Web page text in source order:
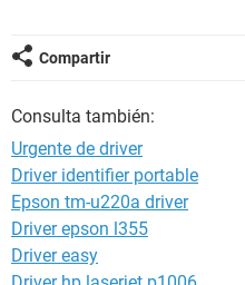
Compartir
Consulta también:
Urgente de driver
Driver identifier portable
Epson tm-u220a driver
Driver epson l355
Driver easy